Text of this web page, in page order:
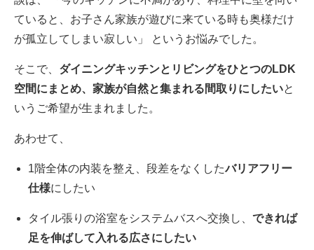
ていると、お子さん家族が遊びに来ている時も奥様だけ
が孤立してしまい寂しい」 というお悩みでした。
そこで、 ダイニングキッチンとリビングをひとつのLDK
空間にまとめ、家族が自然と集まれる間取りにしたいと
いうご希望が生まれました。
あわせて、
1階全体の内装を整え、段差をなくしたバリアフリー
仕様にしたい
タイル張りの浴室をシステムバスへ交換し、 できれば
足を伸ばして入れる広さにしたい